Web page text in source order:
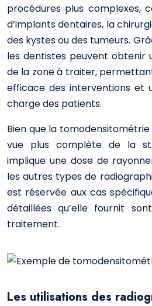
procédures plus complexes,
d’implants dentaires, la
des kystes ou des tumeurs.
les dentistes peuvent obtenir
de la zone à traiter,
efficace des interventions et
charge des patients.
Bien que la
vue plus complète de la
implique une dose de
les autres types de
est réservée aux cas
détaillées qu’elle fournit
traitement.
Les utilisations des